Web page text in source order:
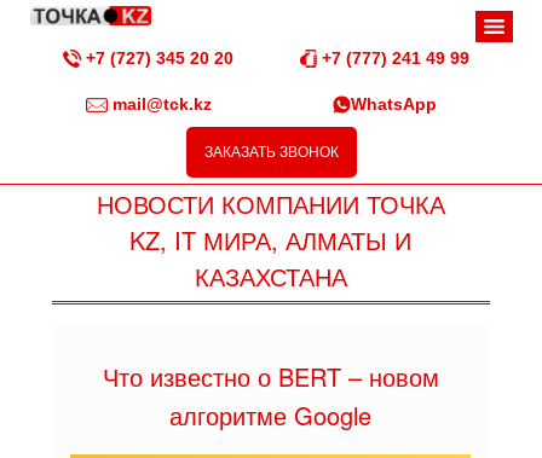
+7 (727) 345 20 20 +7 (777) 241 49 99
mail@tck.kz WhatsApp
ЗАКАЗАТЬ ЗВОНОК
НОВОСТИ КОМПАНИИ ТОЧКА
KZ, IT МИРА, АЛМАТЫ И
КАЗАХСТАНА
Что известно о BERT – новом
алгоритме Google